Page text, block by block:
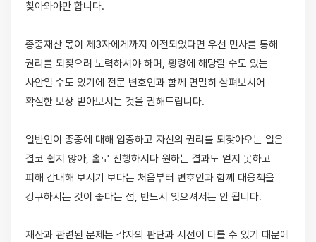
찾아와야만 합니다.
종중재산 몫이 제3자에게까지 이전되었다면 우선 민사를 통해
권리를 되찾으려 노력하셔야 하며, 횡령에 해당할 수도 있는
사안일 수도 있기에 전문 변호인과 함께 면밀히 살펴보시어
확실한 보상 받아보시는 것을 권해드립니다.
일반인이 종중에 대해 입증하고 자신의 권리를 되찾아오는 일은
결코 쉽지 않아, 홀로 진행하시다 원하는 결과도 얻지 못하고
피해 감내해 보시기 보다는 처음부터 변호인과 함께 대응책을
강구하시는 것이 좋다는 점, 반드시 잊으셔서는 안 됩니다.
재산과 관련된 문제는 각자의 판단과 시선이 다를 수 있기 때문에